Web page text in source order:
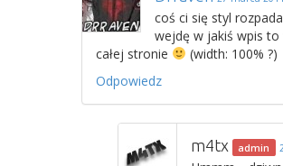
coś ci się styl
wejdę w jakiś wpis to
całej stronie
(width: 100% ?)
Odpowiedz
m4tx admin